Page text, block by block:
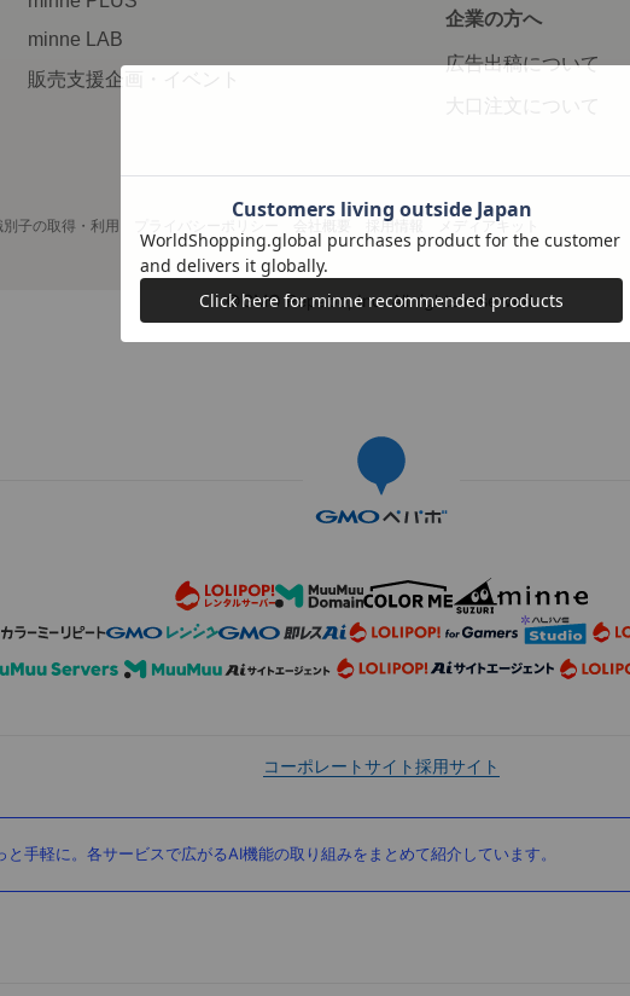
minne LAB
販売支援企画・イベント
企業の方へ
広告出稿について
大口注文について
別子の取得・利用 採用情報 メディアキット
©GMO Pepabo, Inc. All rights reserved.
コーポレートサイト採用サイト
手軽に。各サービスで広がるAI機能の取り組みをまとめて紹介しています。